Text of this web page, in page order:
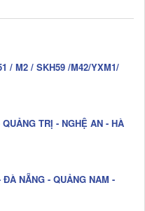
/ M2 / SKH59 /M42/YXM1/
TRỊ - NGHỆ AN - HÀ
NẴNG - QUẢNG NAM -